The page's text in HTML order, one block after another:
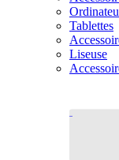
Tablettes
Liseuse